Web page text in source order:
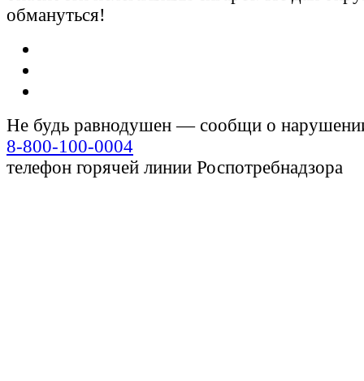
обмануться!
Не будь равнодушен — сообщи о
8-800-100-0004
телефон горячей линии Роспотребнадзора